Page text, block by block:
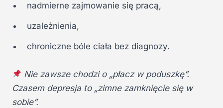
nadmierne zajmowanie się pracą,
uzależnienia,
chroniczne bóle ciała bez diagnozy.
Nie zawsze chodzi o „płacz w poduszkę”.
Czasem depresja to „zimne zamknięcie się w
sobie”.